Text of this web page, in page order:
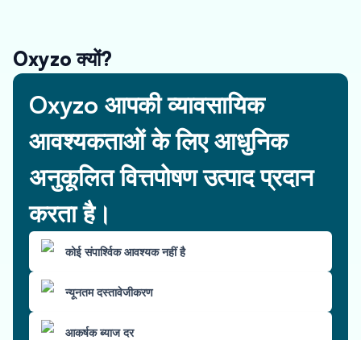
Oxyzo क्यों?
Oxyzo आपकी व्यावसायिक
आवश्यकताओं के लिए आधुनिक
अनुकूलित वित्तपोषण उत्पाद प्रदान
करता है।
कोई संपार्श्विक आवश्यक नहीं है
न्यूनतम दस्तावेजीकरण
आकर्षक ब्याज दर